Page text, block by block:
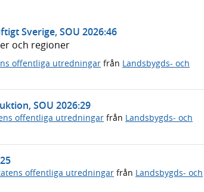
Sverige, SOU 2026:46
och regioner
offentliga utredningar från Landsbygds- och
SOU 2026:29
offentliga utredningar från Landsbygds- och
offentliga utredningar från Landsbygds- och